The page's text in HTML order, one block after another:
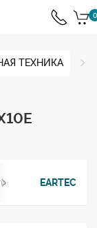
0
ТЕХНИКА
Отзывы
EARTEC